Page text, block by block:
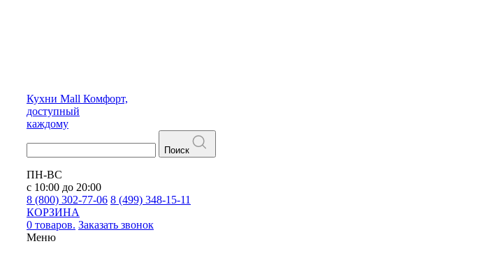
Кухни Mall Комфорт,
доступный
каждому
Поиск
ПН-ВС
с 10:00 до 20:00
8 (800) 302-77-06 8 (499) 348-15-11
КОРЗИНА
0 товаров. Заказать звонок
Меню